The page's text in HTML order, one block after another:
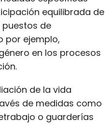
equilibrada de
puestos de
por ejemplo,
en los procesos
de la vida
de medidas como
o guarderías